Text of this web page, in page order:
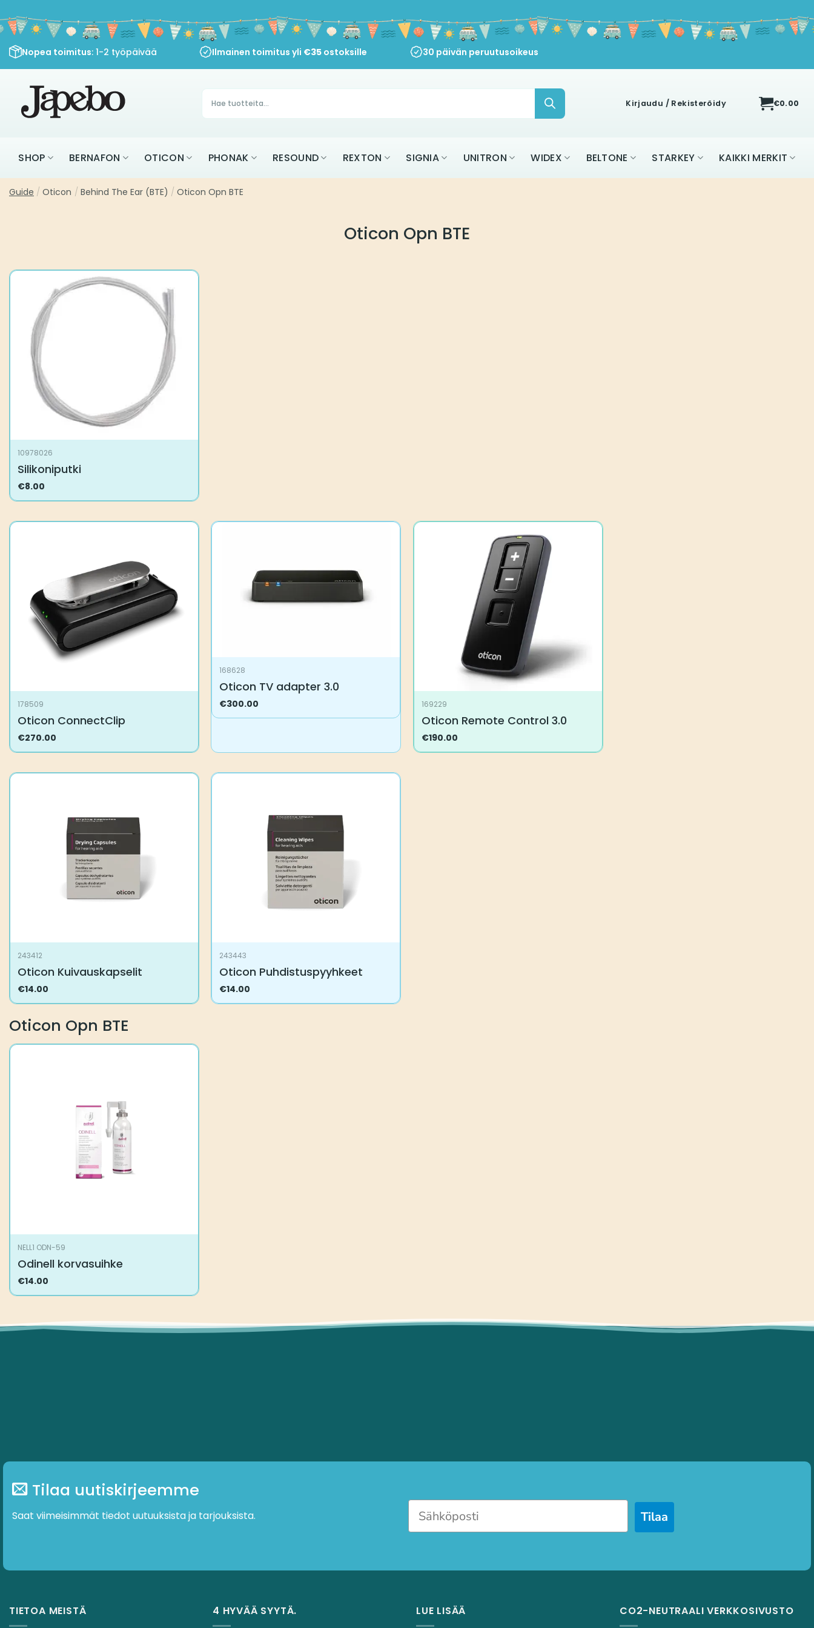
sisältöön
Nopea toimitus: 1-2 työpäivää Ilmainen toimitus yli €35 ostoksille 30 päivän peruutusoikeus
Products
search Kirjaudu / Rekisteröidy €0.00
SHOP BERNAFON OTICON PHONAK RESOUND REXTON SIGNIA UNITRON WIDEX BELTONE STARKEY KAIKKI MERKIT
Guide / Oticon / Behind The Ear (BTE) / Oticon Opn BTE
Oticon Opn BTE
10978026
Silikoniputki
€8.00
178509
Oticon ConnectClip
€270.00
168628
Oticon TV adapter 3.0
€300.00 169229
Oticon Remote Control 3.0
€190.00
243412
Oticon Kuivauskapselit
€14.00
243443
Oticon Puhdistuspyyhkeet
€14.00
Oticon Opn BTE
NELL1 ODN-59
Odinell korvasuihke
€14.00
Tilaa uutiskirjeemme
Saat viimeisimmät tiedot uutuuksista ja tarjouksista. Tilaa
TIETOA MEISTÄ 4 HYVÄÄ SYYTÄ. LUE LISÄÄ CO2-NEUTRAALI VERKKOSIVUSTO